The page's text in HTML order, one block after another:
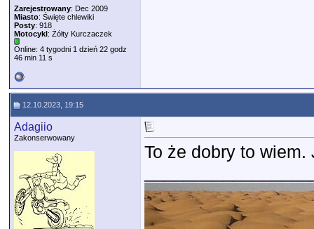
Zarejestrowany: Dec 2009
Miasto: Święte chlewiki
Posty: 918
Motocykl: Żółty Kurczaczek
Online: 4 tygodni 1 dzień 22 godz
46 min 11 s
12.10.2023, 19:15
Adagiio
Zakonserwowany
To że dobry to wiem.